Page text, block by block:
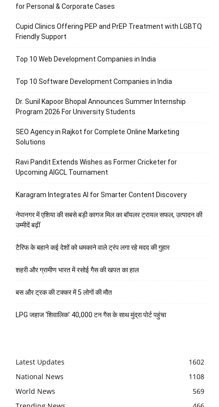
for Personal & Corporate Cases
Cupid Clinics Offering PEP and PrEP Treatment with LGBTQ
Friendly Support
Top 10 Web Development Companies in India
Top 10 Software Development Companies in India
Dr. Sunil Kapoor Bhopal Announces Summer Internship
Program 2026 For University Students
SEO Agency in Rajkot for Complete Online Marketing
Solutions
Ravi Pandit Extends Wishes as Former Cricketer for
Upcoming AIGCL Tournament
Karagram Integrates AI for Smarter Content Discovery
नेपानगर में एशिया की सबसे बड़ी कागज मिल का बॉयलर ट्रायल सफल, उत्पादन की
उम्मीदें बढ़ीं
टैरिफ के बहाने कई देशों को धमकाने वाले ट्रंप लगा रहे मदद की गुहार
शहरी और ग्रामीण भारत में रसोई गैस की खपत का हाल
बस और ट्रक की टक्कर में 5 लोगों की मौत
LPG जहाज ‘शिवालिक’ 40,000 टन गैस के साथ मुंद्रा पोर्ट पहुंचा
Latest Updates
1602
National News
1108
World News
569